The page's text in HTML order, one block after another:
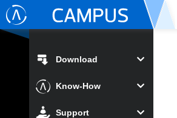
Download
Know-How
Support